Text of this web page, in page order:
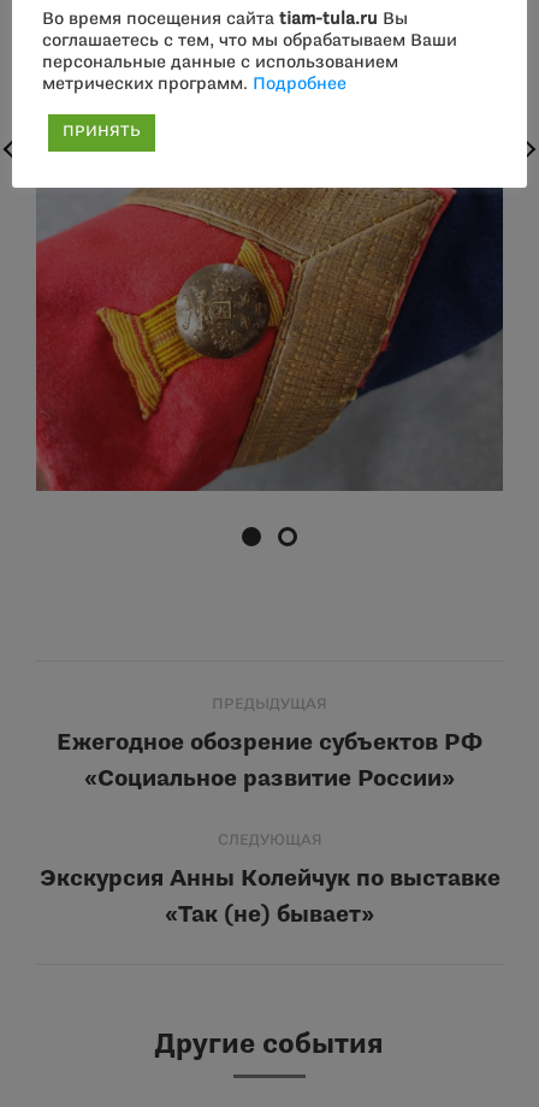
по
записям
ПРЕДЫДУЩАЯ
Предыдущая
Ежегодное обозрение субъектов РФ
«Социальное развитие России»
СЛЕДУЮЩАЯ
Следующая
Экскурсия Анны Колейчук по выставке
«Так (не) бывает»
Другие события
Во время посещения сайта tiam-tula.ru Вы
соглашаетесь с тем, что мы обрабатываем Ваши
персональные данные с использованием
метрических программ.
Подробнее
ПРИНЯТЬ